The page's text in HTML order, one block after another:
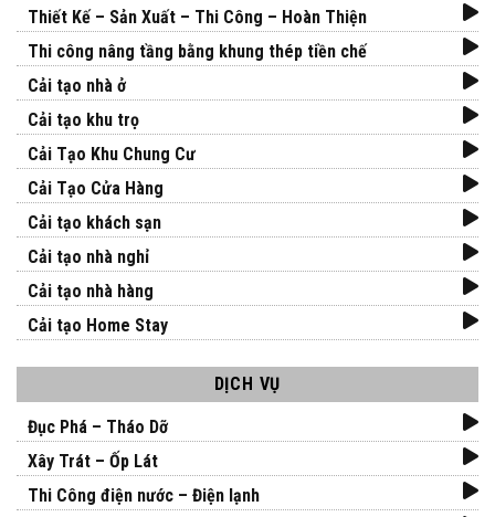
Thiết Kế – Sản Xuất – Thi Công – Hoàn Thiện
Thi công nâng tầng bằng khung thép tiền chế
Cải tạo nhà ở
Cải tạo khu trọ
Cải Tạo Khu Chung Cư
Cải Tạo Cửa Hàng
Cải tạo khách sạn
Cải tạo nhà nghỉ
Cải tạo nhà hàng
Cải tạo Home Stay
DỊCH VỤ
Đục Phá – Tháo Dỡ
Xây Trát – Ốp Lát
Thi Công điện nước – Điện lạnh